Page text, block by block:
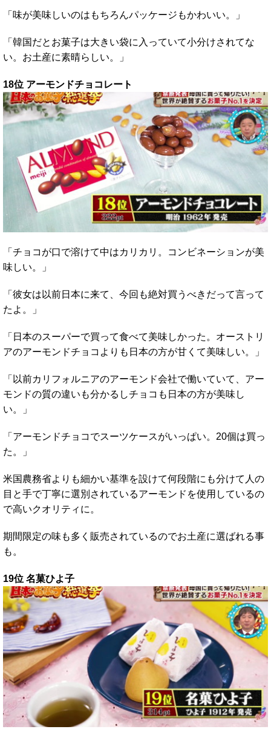
「味が美味しいのはもちろんパッケージもかわいい。」
「韓国だとお菓子は大きい袋に入っていて小分けされてな
い。お土産に素晴らしい。」
18位 アーモンドチョコレート
「チョコが口で溶けて中はカリカリ。コンビネーションが美
味しい。」
「彼女は以前日本に来て、今回も絶対買うべきだって言って
たよ。」
「日本のスーパーで買って食べて美味しかった。オーストリ
アのアーモンドチョコよりも日本の方が甘くて美味しい。」
「以前カリフォルニアのアーモンド会社で働いていて、アー
モンドの質の違いも分かるしチョコも日本の方が美味し
い。」
「アーモンドチョコでスーツケースがいっぱい。20個は買っ
た。」
米国農務省よりも細かい基準を設けて何段階にも分けて人の
目と手で丁寧に選別されているアーモンドを使用しているの
で高いクオリティに。
期間限定の味も多く販売されているのでお土産に選ばれる事
も。
19位 名菓ひよ子